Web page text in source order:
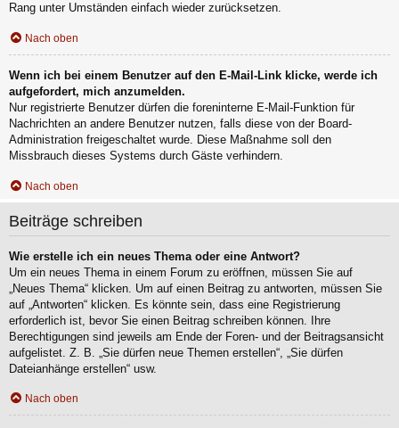
Rang unter Umständen einfach wieder zurücksetzen.
Nach oben
Wenn ich bei einem Benutzer auf den E-Mail-Link klicke, werde ich
aufgefordert, mich anzumelden.
Nur registrierte Benutzer dürfen die foreninterne E-Mail-Funktion für
Nachrichten an andere Benutzer nutzen, falls diese von der Board-
Administration freigeschaltet wurde. Diese Maßnahme soll den
Missbrauch dieses Systems durch Gäste verhindern.
Nach oben
Beiträge schreiben
Wie erstelle ich ein neues Thema oder eine Antwort?
Um ein neues Thema in einem Forum zu eröffnen, müssen Sie auf
„Neues Thema“ klicken. Um auf einen Beitrag zu antworten, müssen Sie
auf „Antworten“ klicken. Es könnte sein, dass eine Registrierung
erforderlich ist, bevor Sie einen Beitrag schreiben können. Ihre
Berechtigungen sind jeweils am Ende der Foren- und der Beitragsansicht
aufgelistet. Z. B. „Sie dürfen neue Themen erstellen“, „Sie dürfen
Dateianhänge erstellen“ usw.
Nach oben